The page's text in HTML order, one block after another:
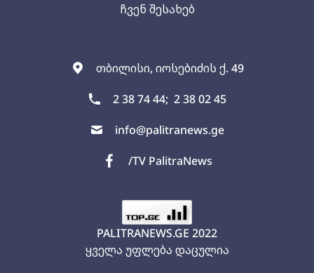
თბილისი, იოსებიძის ქ. 49
2 38 74 44; 2 38 02 45
info@palitranews.ge
/TV PalitraNews
ჩვენ შესახებ
PALITRANEWS.GE 2022
ყველა უფლება დაცულია